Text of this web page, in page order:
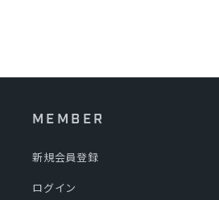
MEMBER
新規会員登録
ログイン